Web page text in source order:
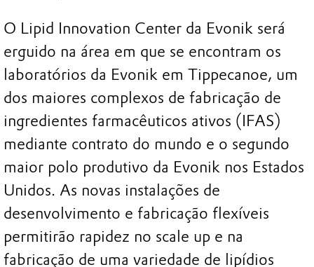
O Lipid Innovation Center da Evonik será
erguido na área em que se encontram os
laboratórios da Evonik em Tippecanoe, um
dos maiores complexos de fabricação de
ingredientes farmacêuticos ativos (IFAS)
mediante contrato do mundo e o segundo
maior polo produtivo da Evonik nos Estados
Unidos. As novas instalações de
desenvolvimento e fabricação flexíveis
permitirão rapidez no scale up e na
fabricação de uma variedade de lipídios